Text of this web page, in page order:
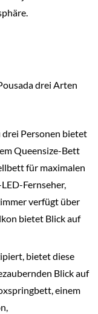
drei Arten
Personen bietet
Queensize-Bett
für maximalen
Fernseher,
verfügt über
bietet Blick auf
bietet diese
Blick auf
einem